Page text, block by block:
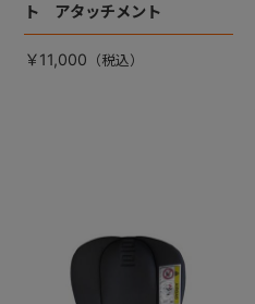
ト アタッチメント
￥11,000